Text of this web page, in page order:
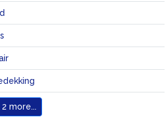
2 more...